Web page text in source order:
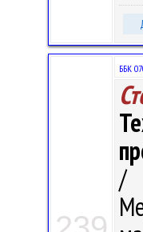
ББК
/